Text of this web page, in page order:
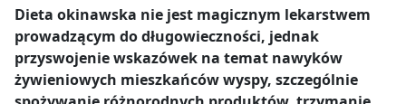
Wykonanie
W małym rondlu podgrzewamy miso z sake i
czerwona papryka – ½ szt.,
ryż – 100 g.
Sos:
Dieta okinawska nie jest magicznym lekarstwem
prowadzącym do długowieczności, jednak
przyswojenie wskazówek na temat nawyków
żywieniowych mieszkańców wyspy, szczególnie